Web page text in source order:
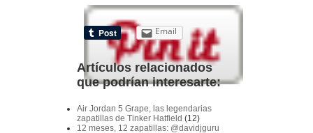
Email
Artículos relacionados
que podrían interesarte:
Air Jordan 5 Grape, las legendarias
zapatillas de Tinker Hatfield (12)
12 meses, 12 zapatillas: @davidjguru